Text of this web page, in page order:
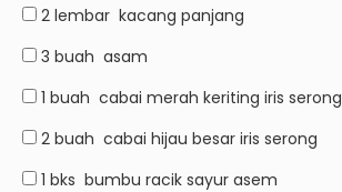
2 lembar kacang panjang
3 buah asam
1 buah cabai merah keriting iris serong
2 buah cabai hijau besar iris serong
1 bks bumbu racik sayur asem